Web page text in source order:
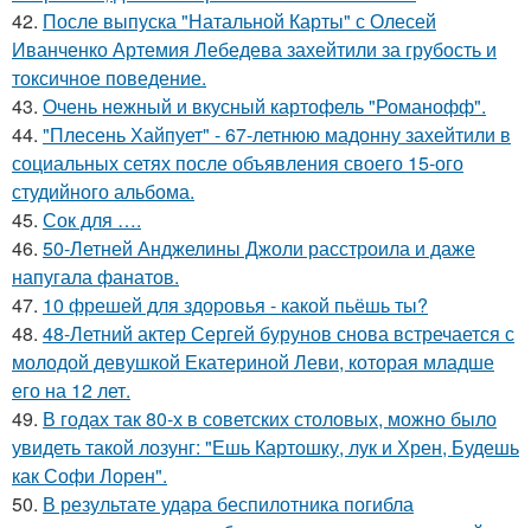
42. После выпуска "Натальной Карты" с Олесей
Иванченко Артемия Лебедева захейтили за грубость и
токсичное поведение.
43. Очень нежный и вкусный картофель "Романофф".
44. "Плесень Хайпует" - 67-летнюю мадонну захейтили в
социальных сетях после объявления своего 15-ого
студийного альбома.
45. Сок для ….
46. 50-Летней Анджелины Джоли расстроила и даже
напугала фанатов.
47. 10 фрешей для здоровья - какой пьёшь ты?
48. 48-Летний актер Сергей бурунов снова встречается с
молодой девушкой Екатериной Леви, которая младше
его на 12 лет.
49. В годах так 80-х в советских столовых, можно было
увидеть такой лозунг: "Ешь Картошку, лук и Хрен, Будешь
как Софи Лорен".
50. В результате удара беспилотника погибла